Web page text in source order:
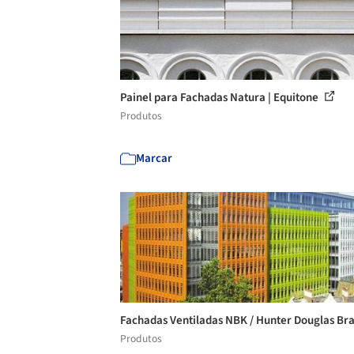
Painel para Fachadas Natura | Equitone
Produtos
Marcar
Fachadas Ventiladas NBK / Hunter Douglas
Produtos